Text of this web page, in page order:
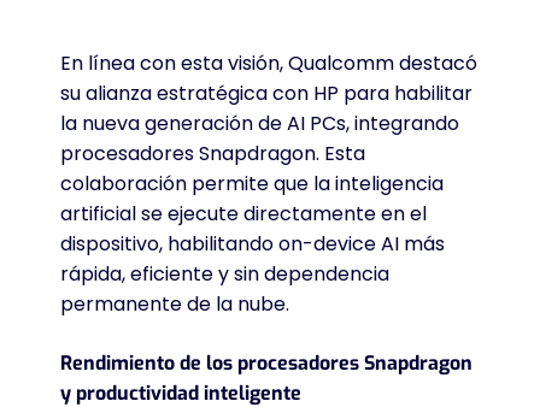
En línea con esta visión, Qualcomm destacó
su alianza estratégica con HP para habilitar
la nueva generación de AI PCs, integrando
procesadores Snapdragon. Esta
colaboración permite que la inteligencia
artificial se ejecute directamente en el
dispositivo, habilitando on-device AI más
rápida, eficiente y sin dependencia
permanente de la nube.
Rendimiento de los procesadores Snapdragon
y productividad inteligente